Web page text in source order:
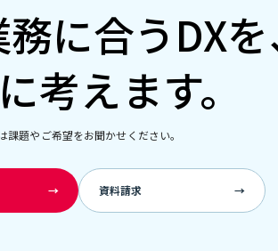
に合うDX
考えます。
課題やご希望をお聞かせください。
→ 資料請求 →